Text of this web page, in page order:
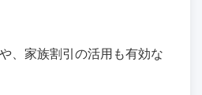
、家族割引の活用も有効な